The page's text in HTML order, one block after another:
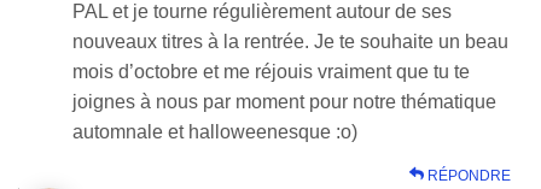
PAL et je tourne régulièrement autour de ses
nouveaux titres à la rentrée. Je te souhaite un beau
mois d’octobre et me réjouis vraiment que tu te
joignes à nous par moment pour notre thématique
automnale et halloweenesque :o)
RÉPONDRE